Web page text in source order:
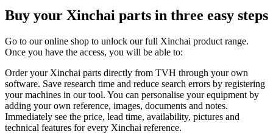
Buy your Xinchai parts in three easy steps
Go to our online shop to unlock our full Xinchai product range.
Once you have the access, you will be able to:
Order your Xinchai parts directly from TVH through your own
software. Save research time and reduce search errors by registering
your machines in our tool. You can personalise your equipment by
adding your own reference, images, documents and notes.
Immediately see the price, lead time, availability, pictures and
technical features for every Xinchai reference.